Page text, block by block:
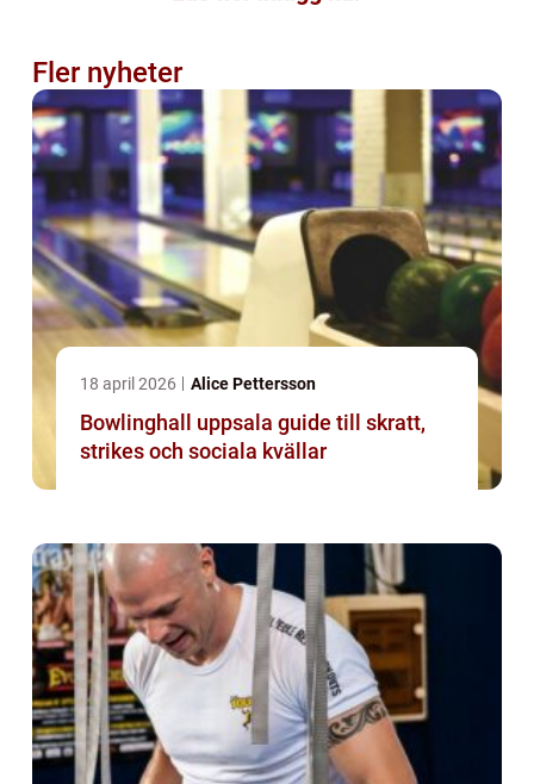
Fler nyheter
18 april 2026 Alice Pettersson
Bowlinghall uppsala guide till skratt,
strikes och sociala kvällar